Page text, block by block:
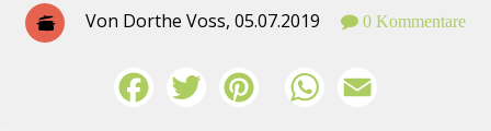
Von Dorthe Voss, 05.07.2019 0 Kommentare
FacebookTwitter Pinterest WhatsApp